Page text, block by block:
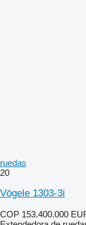
ruedas
20
Vögele 1303-3i
COP 153.400.000